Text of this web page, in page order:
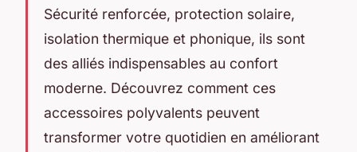
Sécurité renforcée, protection solaire,
isolation thermique et phonique, ils sont
des alliés indispensables au confort
moderne. Découvrez comment ces
accessoires polyvalents peuvent
transformer votre quotidien en améliorant